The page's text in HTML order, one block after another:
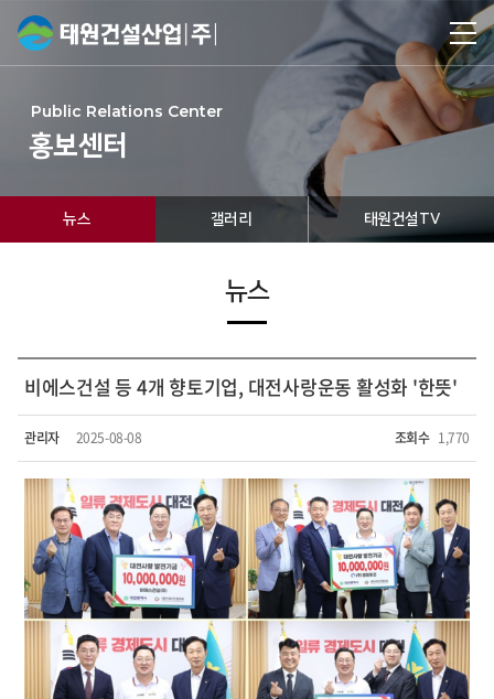
Public Relations Center
홍보센터
뉴스 갤러리 태원건설TV
뉴스
비에스건설 등 4개 향토기업, 대전사랑운동 활성화 '한뜻'
관리자 2025-08-08 조회수 1,770